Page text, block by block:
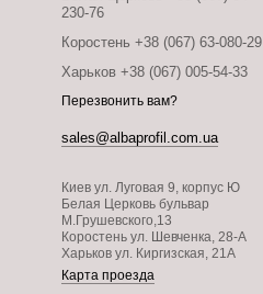
230-76
Коростень +38 (067) 63-080-29
Харьков +38 (067) 005-54-33
Перезвонить вам?
sales@albaprofil.com.ua
Киев ул. Луговая 9, корпус Ю
Белая Церковь бульвар
М.Грушевского,13
Коростень ул. Шевченка, 28-А
Харьков ул. Киргизская, 21А
Карта проезда